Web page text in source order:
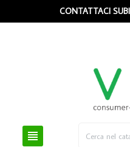
CONTATTACI
